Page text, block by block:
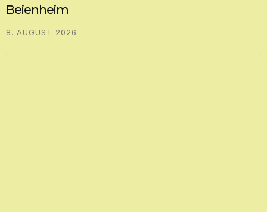
Beienheim
8. AUGUST 2026